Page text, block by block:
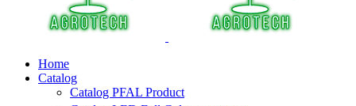
Home
Catalog
Catalog PFAL Product